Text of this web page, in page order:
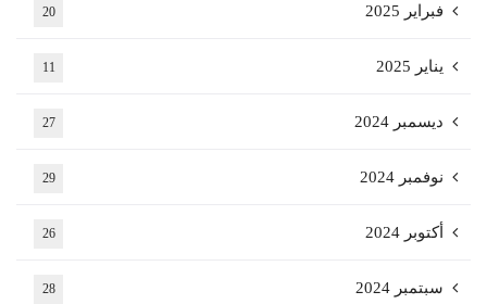
فبراير 2025 20
يناير 2025 11
ديسمبر 2024 27
نوفمبر 2024 29
أكتوبر 2024 26
سبتمبر 2024 28